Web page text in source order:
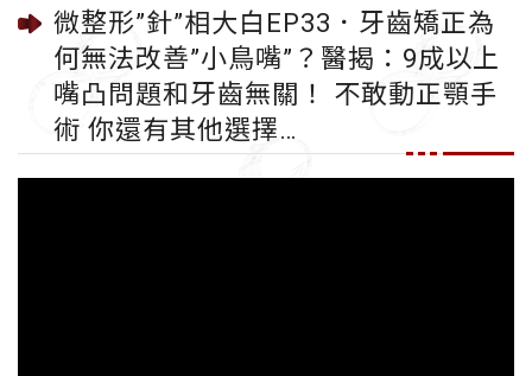
微整形”針”相大白EP33．牙齒矯正為
何無法改善”小鳥嘴”？醫揭：9成以上
嘴凸問題和牙齒無關！ 不敢動正顎手
術 你還有其他選擇…